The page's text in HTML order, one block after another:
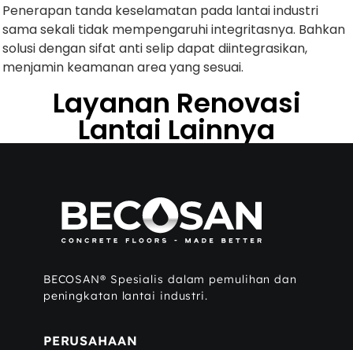
Penerapan tanda keselamatan pada lantai industri
sama sekali tidak mempengaruhi integritasnya. Bahkan
solusi dengan sifat anti selip dapat diintegrasikan,
menjamin keamanan area yang sesuai.
Layanan Renovasi
Lantai Lainnya
BECOSAN® Spesialis dalam pemulihan dan
peningkatan lantai industri.
PERUSAHAAN